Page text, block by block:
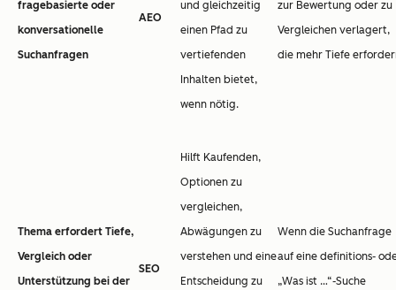
fragebasierte oder
konversationelle
Suchanfragen
AEO
und gleichzeitig
einen Pfad zu
vertiefenden
Inhalten bietet,
wenn nötig.
zur Bewertung oder zu
Vergleichen verlagert,
die mehr Tiefe
Thema erfordert Tiefe,
Vergleich oder
Unterstützung bei der
SEO
Hilft Kaufenden,
Optionen zu
vergleichen,
Abwägungen zu
verstehen und eine
Entscheidung zu
Wenn die Suchanfrage
auf eine definitions-
„Was ist …“-Suche